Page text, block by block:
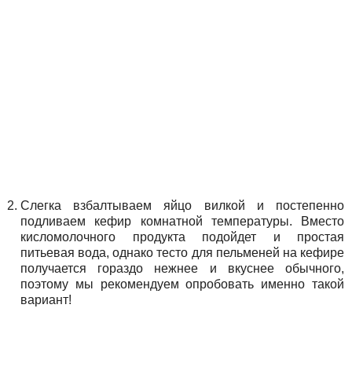
Слегка взбалтываем яйцо вилкой и постепенно
подливаем кефир комнатной температуры. Вместо
кисломолочного продукта подойдет и простая
питьевая вода, однако тесто для пельменей на кефире
получается гораздо нежнее и вкуснее обычного,
поэтому мы рекомендуем опробовать именно такой
вариант!